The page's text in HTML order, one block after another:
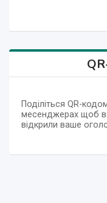
Поділіться QR-
месенджерах щоб
відкрили ваше